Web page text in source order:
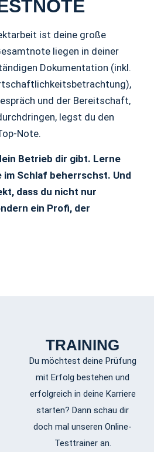
ist deine große
liegen in deiner
Dokumentation (inkl.
und der Bereitschaft,
legst du den
Note.
Betrieb dir gibt. Lerne
im Schlaf beherrschst. Und
dass du nicht nur
ein Profi, der
TRAINING
Du möchtest deine Prüfung
mit Erfolg bestehen und
erfolgreich in deine Karriere
starten? Dann schau dir
doch mal unseren Online-
Testtrainer an.